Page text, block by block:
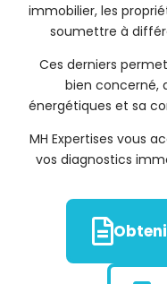
immobilier, les
soumettre à
Ces derniers
bien concerné,
énergétiques et sa
MH Expertises vous
vos diagnostics